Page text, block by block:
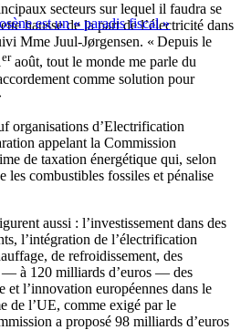
est un « paradis fiscal »
secteurs sur lequel il faudra se
hausse de la part de l’électricité dans
Mme Juul-Jørgensen. « Depuis le
eraoût, tout le monde me parle du
comme solution pour
organisations d’Electrification
appelant la Commission
de taxation énergétique qui, selon
les combustibles fossiles et pénalise
aussi : l’investissement dans des
l’intégration de l’électrification
de refroidissement, des
— à 120 milliards d’euros — des
et l’innovation européennes dans le
de l’UE, comme exigé par le
a proposé 98 milliards d’euros